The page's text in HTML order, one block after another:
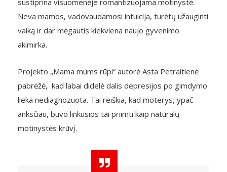
Neva mamos, vadovaudamosi intuicija, turėtų užauginti
vaiką ir dar mėgautis kiekviena naujo gyvenimo
akimirka.
Projekto „Mama mums rūpi“ autorė Asta Petraitienė
pabrėžė, kad labai didelė dalis depresijos po gimdymo
lieka nediagnozuota. Tai reiškia, kad moterys, ypač
anksčiau, buvo linkusios tai priimti kaip natūralų
motinystės krūvį.